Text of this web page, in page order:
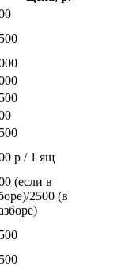
р / 1 ящ
(если в
2500 (в